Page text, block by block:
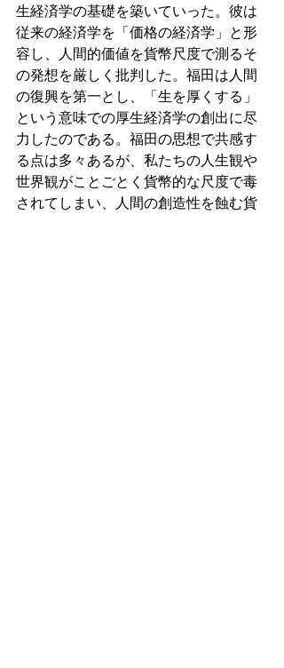
生経済学の基礎を築いていった。彼は
従来の経済学を「価格の経済学」と形
容し、人間的価値を貨幣尺度で測るそ
の発想を厳しく批判した。福田は人間
の復興を第一とし、「生を厚くする」
という意味での厚生経済学の創出に尽
力したのである。福田の思想で共感す
る点は多々あるが、私たちの人生観や
世界観がことごとく貨幣的な尺度で毒
されてしまい、人間の創造性を蝕む貨